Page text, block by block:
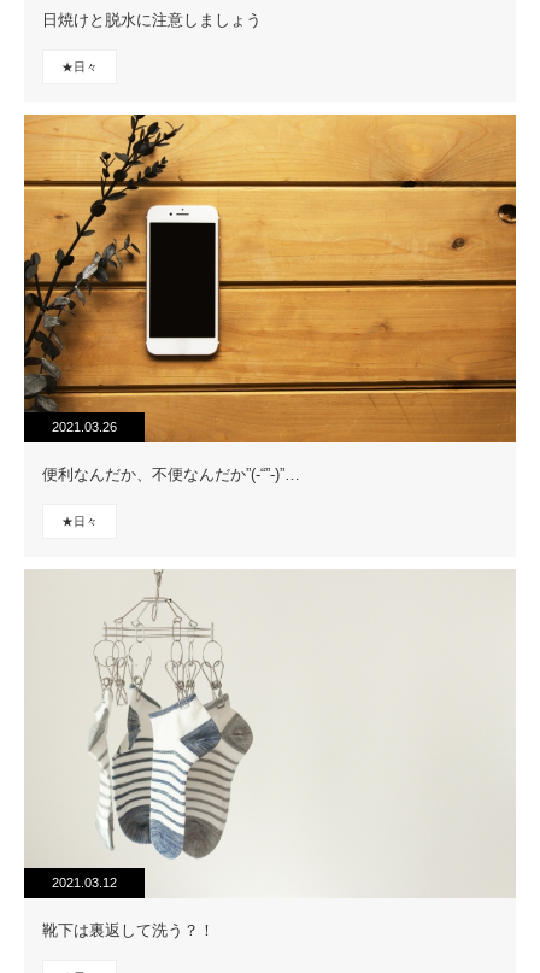
日焼けと脱水に注意しましょう
★日々
2021.03.26
便利なんだか、不便なんだか”(-“”-)”…
★日々
2021.03.12
靴下は裏返して洗う？！